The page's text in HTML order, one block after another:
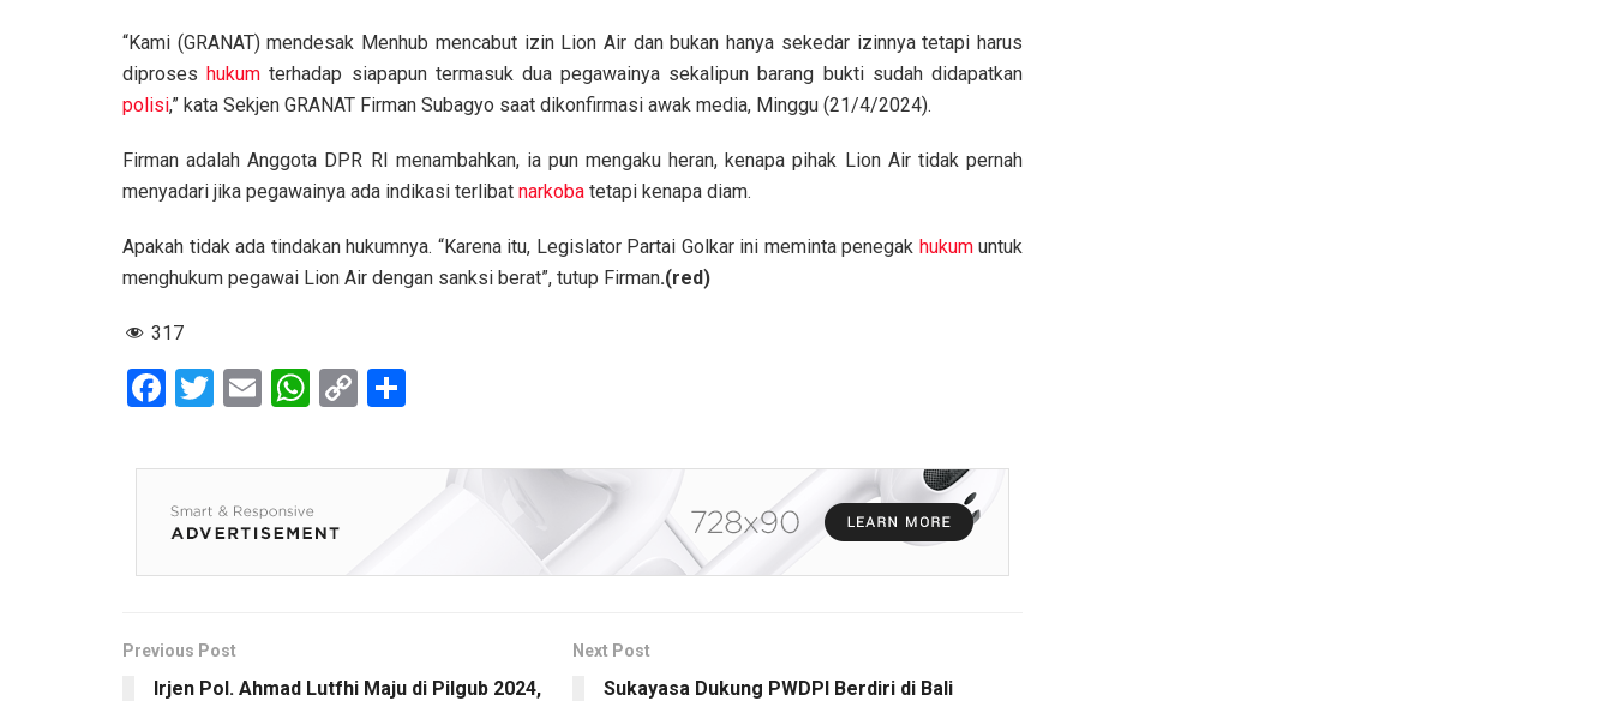
“Kami (GRANAT) mendesak Menhub mencabut izin Lion Air dan bukan hanya sekedar izinnya tetapi harus
diproseshukum terhadap siapapun termasuk dua pegawainya sekalipun barang bukti sudah didapatkan
polisi,” kata Sekjen GRANAT Firman Subagyo saat dikonfirmasi awak media, Minggu (21/4/2024).
Firman adalah Anggota DPR RI menambahkan, ia pun mengaku heran, kenapa pihak Lion Air tidak pernah
menyadari jika pegawainya ada indikasi terlibat narkoba tetapi kenapa diam.
Apakah tidak ada tindakan hukumnya. “Karena itu, Legislator Partai Golkar ini meminta penegak hukumuntuk
menghukum pegawai Lion Air dengan sanksi berat”, tutup Firman.(red)
317
F
ce
b
o
o
T
tt
er
E
ail
W
at
s
A
p
C
py
k
ar
Previous Post
Irjen Pol. Ahmad Lutfhi Maju di Pilgub 2024,
Next Post
Sukayasa Dukung PWDPI Berdiri di Bali